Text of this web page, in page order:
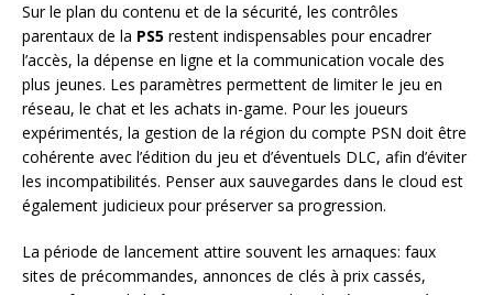
Sur le plan du contenu et de la sécurité, les contrôles
parentaux de la PS5 restent indispensables pour encadrer
l’accès, la dépense en ligne et la communication vocale des
plus jeunes. Les paramètres permettent de limiter le jeu en
réseau, le chat et les achats in-game. Pour les joueurs
expérimentés, la gestion de la région du compte PSN doit être
cohérente avec l’édition du jeu et d’éventuels DLC, afin d’éviter
les incompatibilités. Penser aux sauvegardes dans le cloud est
également judicieux pour préserver sa progression.
La période de lancement attire souvent les arnaques: faux
sites de précommandes, annonces de clés à prix cassés,